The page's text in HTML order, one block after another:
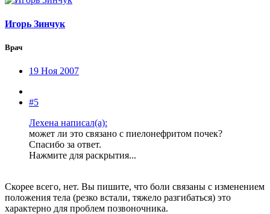
Игорь Зинчук
Врач
19 Ноя 2007
#5
Лехена написал(а):
может ли это связано с пиелонефритом почек?
Спасибо за ответ.
Нажмите для раскрытия...
Скорее всего, нет. Вы пишите, что боли связаны с изменением
положения тела (резко встали, тяжело разгибаться) это
характерно для проблем позвоночника.